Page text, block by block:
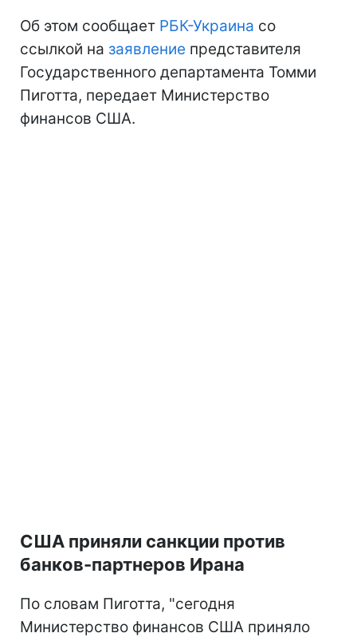
Об этом сообщает РБК-Украина со
ссылкой на заявление представителя
Государственного департамента Томми
Пиготта, передает Министерство
финансов США.
США приняли санкции против
банков-партнеров Ирана
По словам Пиготта, "сегодня
Министерство финансов США приняло